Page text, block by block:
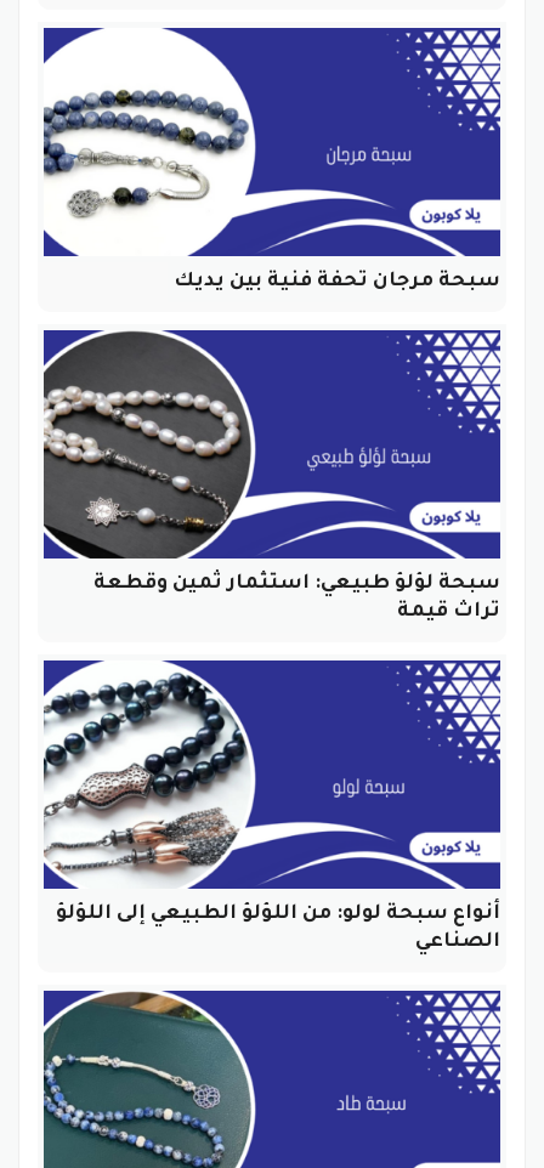
سبحة مرجان تحفة فنية بين يديك
سبحة لؤلؤ طبيعي: استثمار ثمين وقطعة
تراث قيمة
أنواع سبحة لولو: من اللؤلؤ الطبيعي إلى اللؤلؤ
الصناعي